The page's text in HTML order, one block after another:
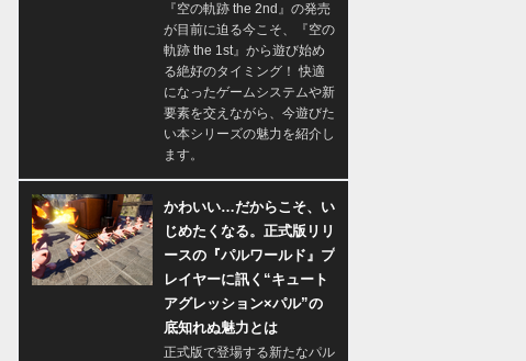
『空の軌跡 the 2nd』の発売
が目前に迫る今こそ、『空の
軌跡 the 1st』から遊び始め
る絶好のタイミング！ 快適
になったゲームシステムや新
要素を交えながら、今遊びた
い本シリーズの魅力を紹介し
ます。
かわいい…だからこそ、い
じめたくなる。正式版リリ
ースの『パルワールド』プ
レイヤーに訊く“キュート
アグレッション×パル”の
底知れぬ魅力とは
正式版で登場する新たなパル